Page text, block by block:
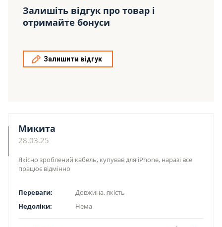
Залишіть відгук про товар і
отримайте бонуси
Залишити відгук
Микита
28.03.25
Якісно зроблений кабель, купував для iPhone, наразі все
працює відмінно
Переваги:
Довжина, якість
Недоліки:
Нема